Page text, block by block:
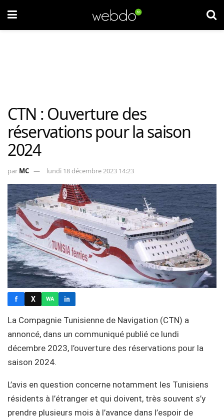
CTN : Ouverture des
réservations pour la saison
2024
par MC lundi 18 décembre 2023 14:23
f X WA in
La Compagnie Tunisienne de Navigation (CTN) a
annoncé, dans un communiqué publié ce lundi
décembre 2023, l’ouverture des réservations pour la
saison 2024.
L’avis en question concerne notamment les Tunisiens
résidents à l’étranger et qui doivent, très souvent s’y
prendre plusieurs mois à l’avance dans l’espoir de